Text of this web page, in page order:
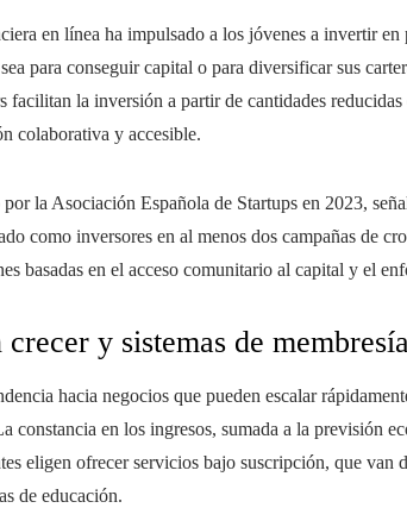
en línea ha impulsado a los jóvenes a invertir
para conseguir capital o para diversificar sus
la inversión a partir de cantidades
colaborativa y accesible.
la Asociación Española de Startups en 2023,
como inversores en al menos dos campañas de
basadas en el acceso comunitario al capital y el
crecer y sistemas de
hacia negocios que pueden escalar
constancia en los ingresos, sumada a la previsión
eligen ofrecer servicios bajo suscripción, que van
de educación.